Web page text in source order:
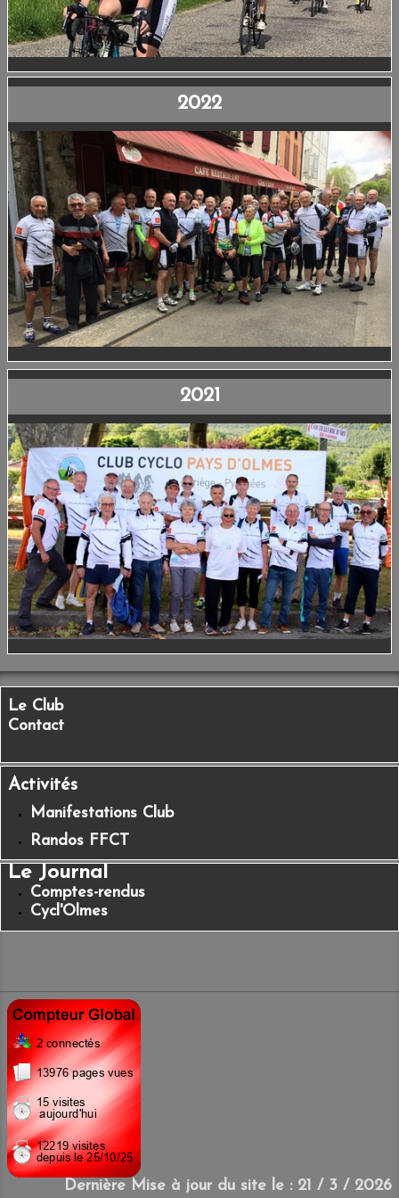
2022
2021
Le Club
Contact
Activités
Manifestations Club
Randos FFCT
Le Journal
Comptes-rendus
Cycl'Olmes
Dernière Mise à jour du site le : 21 / 3 / 2026